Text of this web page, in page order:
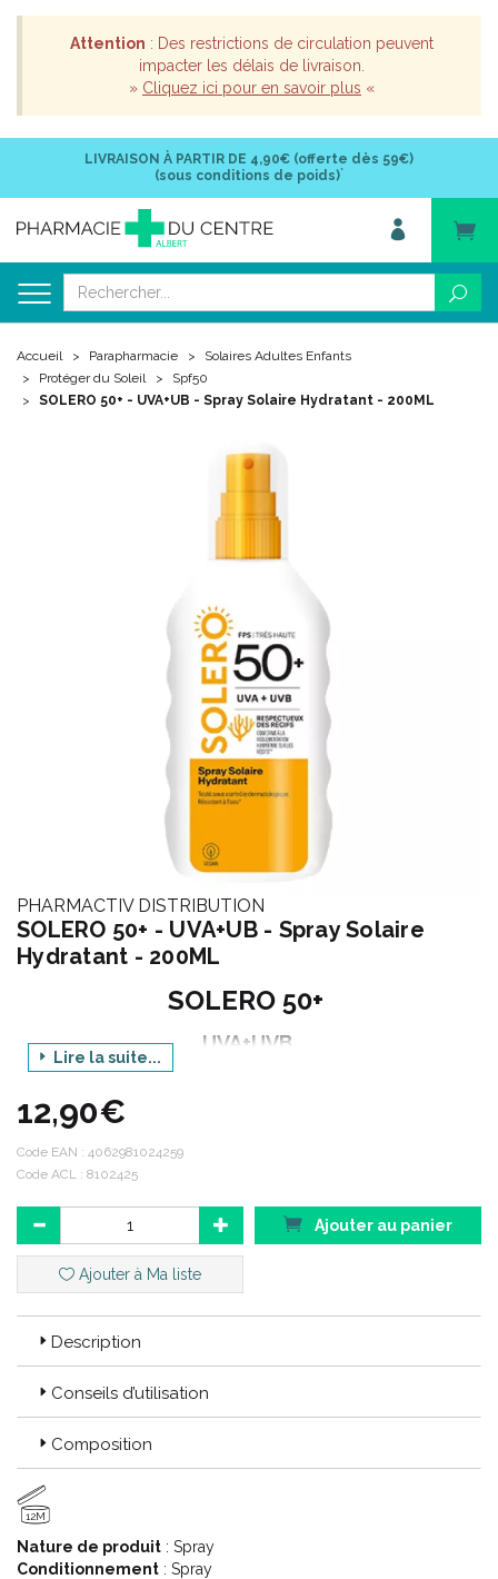
Attention : Des restrictions de circulation peuvent
impacter les délais de livraison.
» Cliquez ici pour en savoir plus «
LIVRAISON À PARTIR DE 4,90€ (offerte dès 59€)
(sous conditions de poids)*
Accueil Parapharmacie
Solaires Adultes Enfants
Protéger du Soleil
Spf50
SOLERO 50+ - UVA+UB - Spray Solaire Hydratant - 200ML
PHARMACTIV DISTRIBUTION
SOLERO 50+ - UVA+UB - Spray Solaire
Hydratant - 200ML
SOLERO 50+
UVA+UVB
CODE ACL : 8102425
Lire la suite...
12,90€
Code EAN : 4062981024259
Code ACL : 8102425
Ajouter au panier
Ajouter à Ma liste
Description
Conseils d’utilisation
Composition
12M
Nature de produit : Spray
Conditionnement : Spray